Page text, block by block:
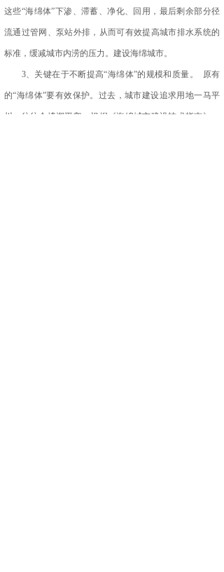
这些“海绵体”下渗、滞蓄、净化、回用，最后剩余部分径
流通过管网、泵站外排，从而可有效提高城市排水系统的
标准，缓减城市内涝的压力。建设海绵城市。
3、关键在于不断提高“海绵体”的规模和质量。 原有
的“海绵体”要有效保护。过去，城市建设追求用地一马平
川，往往会填湖平壑。根据《海绵城市建设技术指南》，